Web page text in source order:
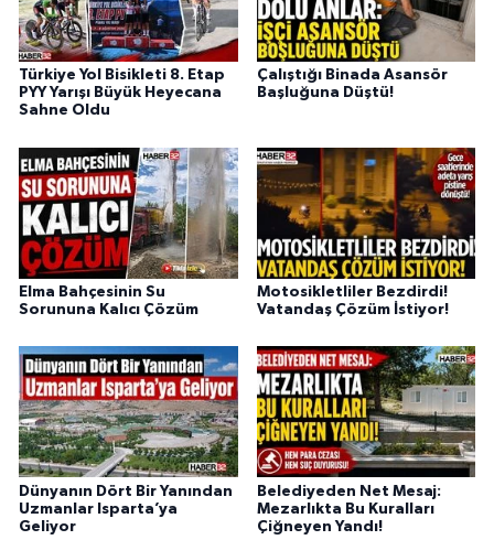
Türkiye Yol Bisikleti 8. Etap
PYY Yarışı Büyük Heyecana
Sahne Oldu
Çalıştığı Binada Asansör
Başluğuna Düştü!
Elma Bahçesinin Su
Sorununa Kalıcı Çözüm
Motosikletliler Bezdirdi!
Vatandaş Çözüm İstiyor!
Dünyanın Dört Bir Yanından
Uzmanlar Isparta’ya
Geliyor
Belediyeden Net Mesaj:
Mezarlıkta Bu Kuralları
Çiğneyen Yandı!